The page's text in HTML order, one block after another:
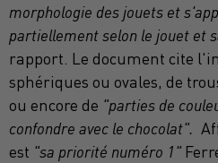
morphologie des jouets et
partiellement selon le jouet et
rapport. Le document cite
sphériques ou ovales, de
ou encore de "parties de
confondre avec le chocolat".
est "sa priorité numéro 1"